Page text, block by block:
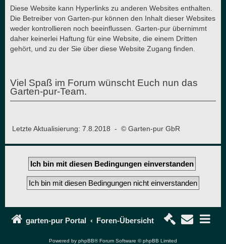
Diese Website kann Hyperlinks zu anderen Websites enthalten.
Die Betreiber von Garten-pur können den Inhalt dieser Websites
weder kontrollieren noch beeinflussen. Garten-pur übernimmt
daher keinerlei Haftung für eine Website, die einem Dritten
gehört, und zu der Sie über diese Website Zugang finden.
Viel Spaß im Forum wünscht Euch nun das
Garten-pur-Team.
Letzte Aktualisierung: 7.8.2018 - © Garten-pur GbR
garten-pur Portal Foren-Übersicht
Powered by phpBB® Forum Software © phpBB Limited